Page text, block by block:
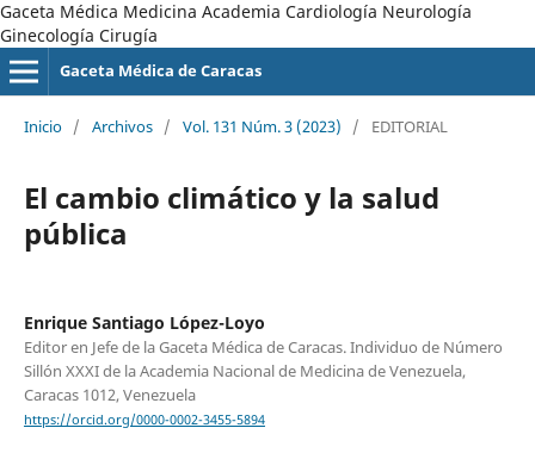
Gaceta Médica Medicina Academia Cardiología Neurología
Ginecología Cirugía
Gaceta Médica de Caracas
Inicio / Archivos / Vol. 131 Núm. 3 (2023) / EDITORIAL
El cambio climático y la salud
pública
Enrique Santiago López-Loyo
Editor en Jefe de la Gaceta Médica de Caracas. Individuo de Número
Sillón XXXI de la Academia Nacional de Medicina de Venezuela,
Caracas 1012, Venezuela
https://orcid.org/0000-0002-3455-5894